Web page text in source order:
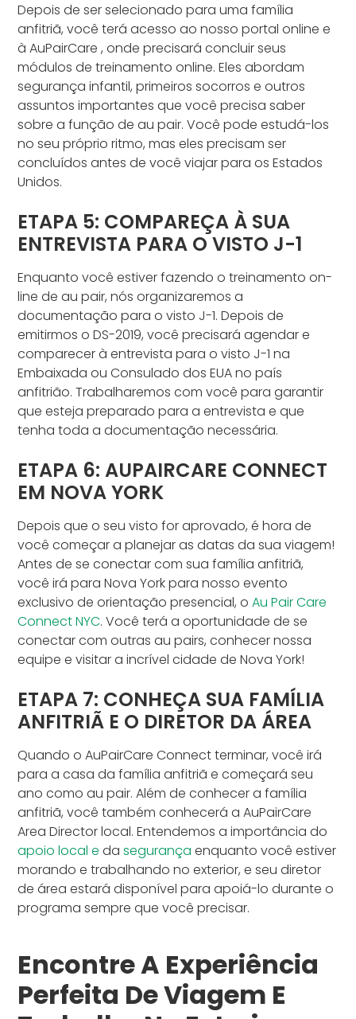
Depois de ser selecionado para uma família
anfitriã, você terá acesso ao nosso portal online e
à AuPairCare , onde precisará concluir seus
módulos de treinamento online. Eles abordam
segurança infantil, primeiros socorros e outros
assuntos importantes que você precisa saber
sobre a função de au pair. Você pode estudá-los
no seu próprio ritmo, mas eles precisam ser
concluídos antes de você viajar para os Estados
Unidos.
ETAPA 5: COMPAREÇA À SUA
ENTREVISTA PARA O VISTO J-1
Enquanto você estiver fazendo o treinamento on-
line de au pair, nós organizaremos a
documentação para o visto J-1. Depois de
emitirmos o DS-2019, você precisará agendar e
comparecer à entrevista para o visto J-1 na
Embaixada ou Consulado dos EUA no país
anfitrião. Trabalharemos com você para garantir
que esteja preparado para a entrevista e que
tenha toda a documentação necessária.
ETAPA 6: AUPAIRCARE CONNECT
EM NOVA YORK
Depois que o seu visto for aprovado, é hora de
você começar a planejar as datas da sua viagem!
Antes de se conectar com sua família anfitriã,
você irá para Nova York para nosso evento
exclusivo de orientação presencial, oAu Pair Care
Connect NYC. Você terá a oportunidade de se
conectar com outras au pairs, conhecer nossa
equipe e visitar a incrível cidade de Nova York!
ETAPA 7: CONHEÇA SUA FAMÍLIA
ANFITRIÃ E O DIRETOR DA ÁREA
Quando o AuPairCare Connect terminar, você irá
para a casa da família anfitriã e começará seu
ano como au pair. Além de conhecer a família
anfitriã, você também conhecerá a AuPairCare
Area Director local. Entendemos a importância do
apoio local e dasegurança enquanto você estiver
morando e trabalhando no exterior, e seu diretor
de área estará disponível para apoiá-lo durante o
programa sempre que você precisar.
Encontre A Experiência
Perfeita De Viagem E